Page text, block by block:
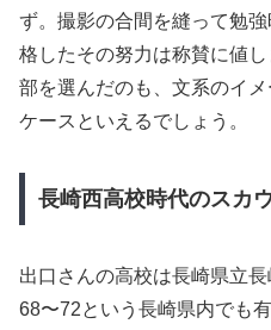
ず。撮影の合間を縫って勉
格したその努力は称賛に値
部を選んだのも、文系のイ
ケースといえるでしょう。
長崎西高校時代のスカ
出口さんの高校は長崎県立
68〜72という長崎県内でも